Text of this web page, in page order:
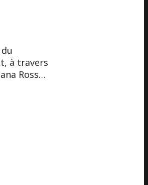
à travers
Ross…